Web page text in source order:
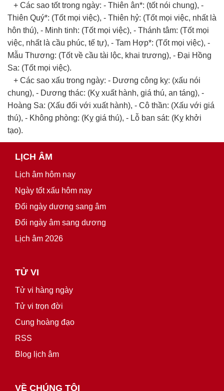
+ Các sao tốt trong ngày: - Thiên ân*: (tốt nói chung), -
Thiên Quý*: (Tốt mọi việc), - Thiên hỷ: (Tốt mọi việc, nhất là
hôn thú), - Minh tinh: (Tốt mọi việc), - Thánh tâm: (Tốt mọi
việc, nhất là cầu phúc, tế tự), - Tam Hợp*: (Tốt mọi việc), -
Mẫu Thương: (Tốt về cầu tài lộc, khai trương), - Đại Hồng
Sa: (Tốt mọi việc).
+ Các sao xấu trong ngày: - Dương công kỵ: (xấu nói
chung), - Dương thác: (Kỵ xuất hành, giá thú, an táng), -
Hoàng Sa: (Xấu đối với xuất hành), - Cô thần: (Xấu với giá
thú), - Không phòng: (Kỵ giá thú), - Lỗ ban sát: (Kỵ khởi
tạo).
LỊCH ÂM
Lịch âm hôm nay
Ngày tốt xấu hôm nay
Đổi ngày dương sang âm
Đổi ngày âm sang dương
Lịch âm 2026
TỬ VI
Tử vi hàng ngày
Tử vi trọn đời
Cung hoàng đạo
RSS
Blog lịch âm
VỀ CHÚNG TÔI